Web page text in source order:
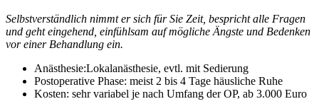
Selbstverständlich nimmt er sich für Sie Zeit, bespricht alle Fragen
und geht eingehend, einfühlsam auf mögliche Ängste und Bedenken
vor einer Behandlung ein.
Anästhesie:Lokalanästhesie, evtl. mit Sedierung
Postoperative Phase: meist 2 bis 4 Tage häusliche Ruhe
Kosten: sehr variabel je nach Umfang der OP, ab 3.000 Euro